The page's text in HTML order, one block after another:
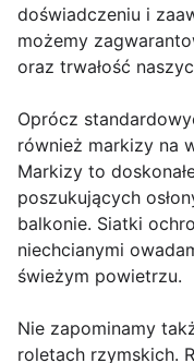
doświadczeniu i
możemy
oraz trwałość
Oprócz
również markizy na
Markizy to
poszukujących
balkonie. Siatki
niechcianymi
świeżym powietrzu.
Nie zapominamy
roletach rzymskich.